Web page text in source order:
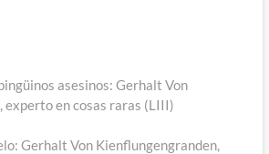
asesinos: Gerhalt Von
experto en cosas raras (LIII)
Gerhalt Von Kienflungengranden,